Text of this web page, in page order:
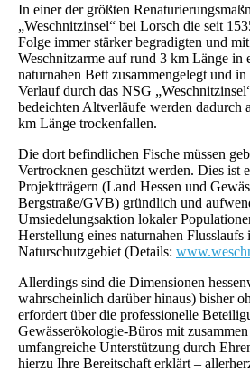
In einer der größten
„Weschnitzinsel“ bei Lorsch die seit
Folge immer stärker begradigten und
Weschnitzarme auf rund 3 km Länge in
naturnahen Bett zusammengelegt und
Verlauf durch das NSG
bedeichten Altverläufe werden dadurch
km Länge trockenfallen.
Die dort befindlichen Fische müssen
Vertrocknen geschützt werden. Dies ist
Projektträgern (Land Hessen und
Bergstraße/GVB) gründlich und
Umsiedelungsaktion lokaler
Herstellung eines naturnahen Flusslaufs
Naturschutzgebiet (Details:
Allerdings sind die Dimensionen
wahrscheinlich darüber hinaus) bisher
erfordert über die professionelle
Gewässerökologie-­Büros mit
umfangreiche Unterstützung durch
hierzu Ihre Bereitschaft erklärt –